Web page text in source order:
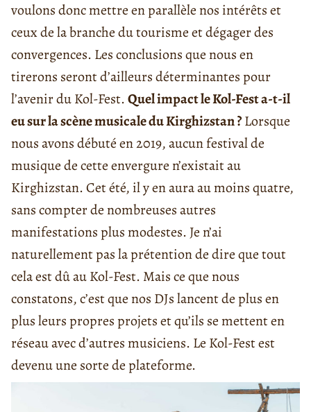
voulons donc mettre en parallèle nos intérêts et
ceux de la branche du tourisme et dégager des
convergences. Les conclusions que nous en
tirerons seront d’ailleurs déterminantes pour
l’avenir du Kol-Fest.Quel impact le Kol-Fest a-t-il
eu sur la scène musicale du Kirghizstan ?Lorsque
nous avons débuté en 2019, aucun festival de
musique de cette envergure n’existait au
Kirghizstan. Cet été, il y en aura au moins quatre,
sans compter de nombreuses autres
manifestations plus modestes. Je n’ai
naturellement pas la prétention de dire que tout
cela est dû au Kol-Fest. Mais ce que nous
constatons, c’est que nos DJs lancent de plus en
plus leurs propres projets et qu’ils se mettent en
réseau avec d’autres musiciens. Le Kol-Fest est
devenu une sorte de plateforme.